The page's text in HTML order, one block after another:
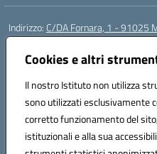
Cookies e altri
Il nostro Istituto non utilizza
sono utilizzati esclusivamente
corretto funzionamento del
istituzionali e alla sua
Indirizzo: C/DA Fornara, 1 - 91025
Centralino:
Posta elettronica certificata (PEC):
Codice fiscale: 82006360810
Codice meccanografico:
Codice Indice delle Pubbliche
Codice unico di fatturazione (CUF):